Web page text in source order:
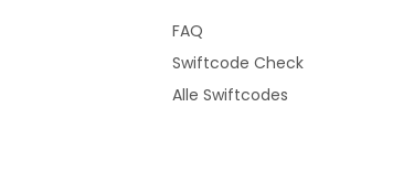
FAQ
Swiftcode Check
Alle Swiftcodes